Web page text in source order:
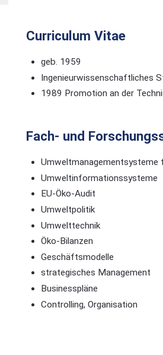
Curriculum Vitae
geb. 1959
Ingenieurwissenschaftliches
1989 Promotion an der
Fach- und
Umweltmanagementsysteme
Umweltinformationssysteme
EU-Öko-Audit
Umweltpolitik
Umwelttechnik
Öko-Bilanzen
Geschäftsmodelle
strategisches Management
Businesspläne
Controlling, Organisation